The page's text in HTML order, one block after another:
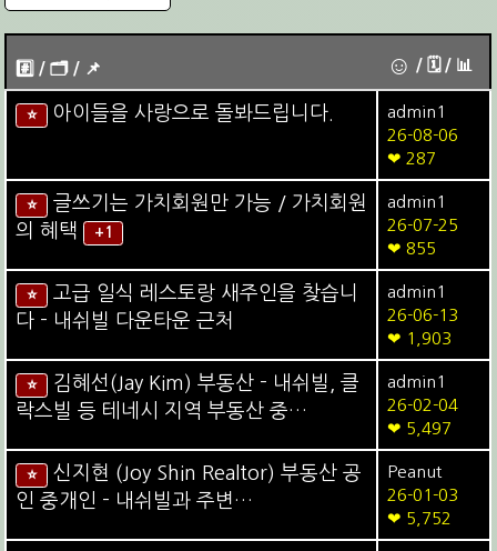
#️⃣ / 🗂️️️ / 📌️ ☺ / 🗓︎ / 📊
⭐ 아이들을 사랑으로 돌봐드립니다.
admin1
26-08-06
❤ 287
⭐
글쓰기는 가치회원만 가능 / 가치회원
의 혜택
+1
admin1
26-07-25
❤ 855
⭐
고급 일식 레스토랑 새주인을 찾습니
다 - 내쉬빌 다운타운 근처
admin1
26-06-13
❤ 1,903
⭐
김혜선(Jay Kim) 부동산 - 내쉬빌, 클
락스빌 등 테네시 지역 부동산 중…
admin1
26-02-04
❤ 5,497
⭐
신지현 (Joy Shin Realtor) 부동산 공
인 중개인 - 내쉬빌과 주변…
Peanut
26-01-03
❤ 5,752